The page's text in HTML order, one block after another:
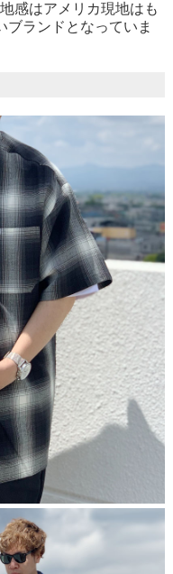
感はアメリカ現地はも
ブランドとなっていま